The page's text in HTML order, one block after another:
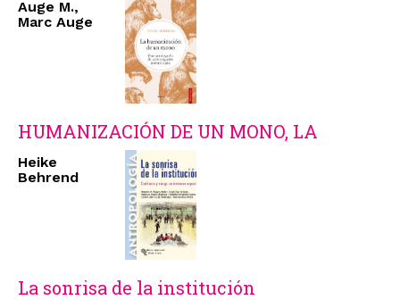
Auge M.,
Marc Auge
HUMANIZACIÓN DE UN MONO, LA
Heike
Behrend
La sonrisa de la institución